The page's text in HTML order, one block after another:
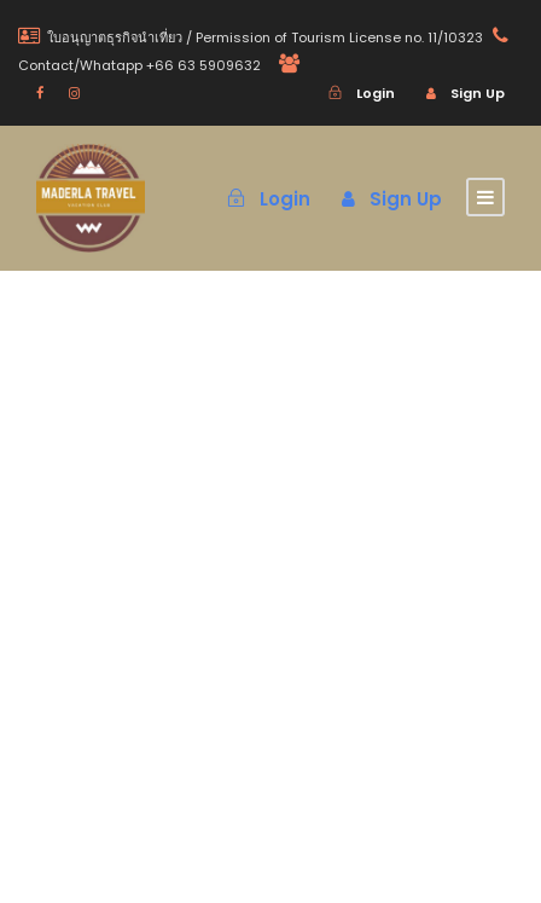
ใบอนุญาตธุรกิจนำเที่ยว / Permission of Tourism License no. 11/10323
Contact/Whatapp +66 63 5909632
Login
Sign Up
Login Sign Up